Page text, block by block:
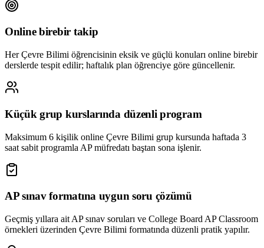
Online birebir takip
Her Çevre Bilimi öğrencisinin eksik ve güçlü konuları online birebir
derslerde tespit edilir; haftalık plan öğrenciye göre güncellenir.
Küçük grup kurslarında düzenli program
Maksimum 6 kişilik online Çevre Bilimi grup kursunda haftada 3
saat sabit programla AP müfredatı baştan sona işlenir.
AP sınav formatına uygun soru çözümü
Geçmiş yıllara ait AP sınav soruları ve College Board AP Classroom
örnekleri üzerinden Çevre Bilimi formatında düzenli pratik yapılır.